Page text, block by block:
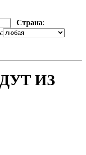
Страна:
:
ИЗ